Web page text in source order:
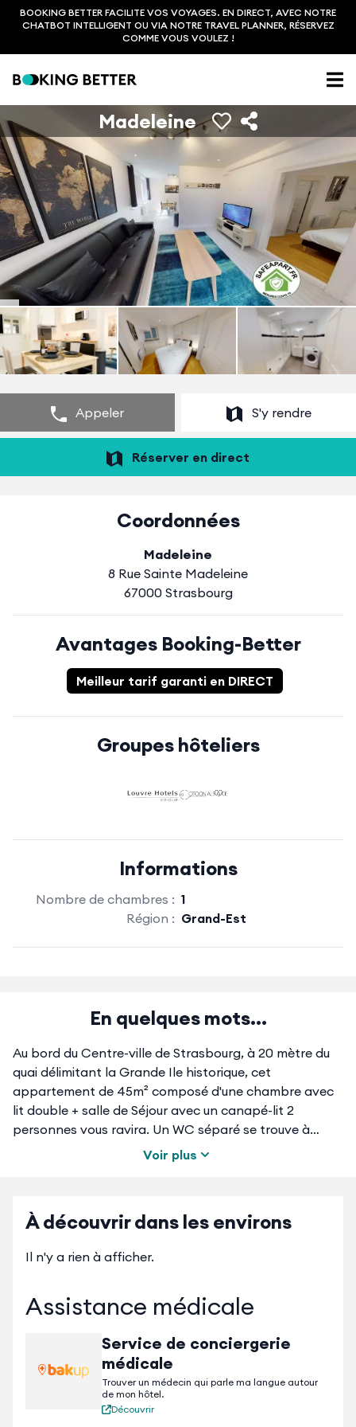
BOOKING BETTER FACILITE VOS VOYAGES. EN DIRECT, AVEC NOTRE
CHATBOT INTELLIGENT OU VIA NOTRE TRAVEL PLANNER, RÉSERVEZ
COMME VOUS VOULEZ !
Madeleine
Appeler S'y rendre
Réserver en direct
Coordonnées
Madeleine
8 Rue Sainte Madeleine
67000 Strasbourg
Avantages Booking-Better
Meilleur tarif garanti en DIRECT
Groupes hôteliers
Informations
Nombre de chambres : 1
Région : Grand-Est
En quelques mots...
Au bord du Centre-ville de Strasbourg, à 20 mètre du
quai délimitant la Grande Ile historique, cet
appartement de 45m² composé d'une chambre avec
lit double + salle de Séjour avec un canapé-lit 2
personnes vous ravira. Un WC séparé se trouve à
l'entrée. Au rez-de-chaussée surélevé de cet immeuble
ancien et typique, confortable, calme et lumineux, cet
dans le prix.
Avec sa petie cuisine entièrement équipée, vous
trouverez : plaques en vitrocéramique, four,
réfrigérateur avec freezer, lave-vaisselle, grille-pain,
bouilloire et cafetière Nespresso et micro-onde.
Dans la salle de bain, attenante à la chambre, se
trouve une douche à l'italienne, un meuble vasque, et
Voir plus
À découvrir dans les environs
Il n'y a rien à afficher.
Assistance médicale
Service de conciergerie
médicale
Trouver un médecin qui parle ma langue autour
de mon hôtel.
Découvrir